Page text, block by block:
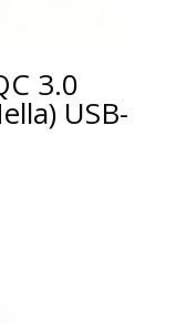
3.0
USB-